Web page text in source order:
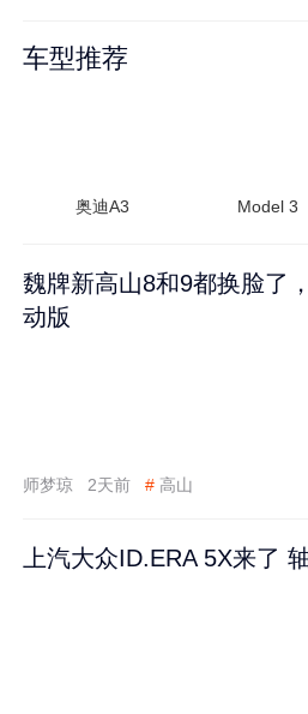
车型推荐
奥迪A3 Model 3
魏牌新高山8和9都换脸了
动版
师梦琼 2天前 # 高山
上汽大众ID.ERA 5X来了